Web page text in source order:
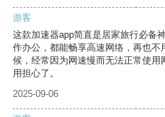
游客
这款加速器app简直是居家旅行必备
作办公，都能畅享高速网络，再也
候，经常因为网速慢而无法正常使
用担心了。
2025-09-06